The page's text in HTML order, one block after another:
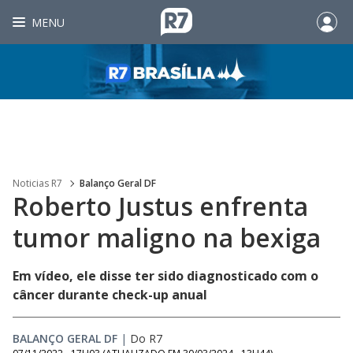
MENU
Noticias R7 Balanço Geral DF
Roberto Justus enfrenta
tumor maligno na bexiga
Em vídeo, ele disse ter sido diagnosticado com o
câncer durante check-up anual
BALANÇO GERAL DF | Do R7